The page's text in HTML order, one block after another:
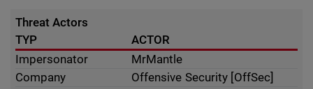
Threat Actors
TYP
ACTOR
Impersonator
MrMantle
Company
Offensive Security [OffSec]